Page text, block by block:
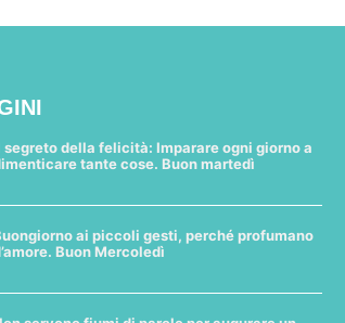
segreto della felicità: Imparare ogni giorno a
tante cose. Buon martedì
ai piccoli gesti, perché profumano
Buon Mercoledì